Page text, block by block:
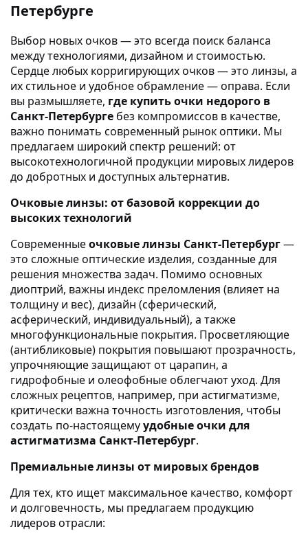
Петербурге
Выбор новых очков — это всегда поиск баланса
между технологиями, дизайном и стоимостью.
Сердце любых корригирующих очков — это линзы, а
их стильное и удобное обрамление — оправа. Если
вы размышляете, где купить очки недорого в
Санкт-Петербурге без компромиссов в качестве,
важно понимать современный рынок оптики. Мы
предлагаем широкий спектр решений: от
высокотехнологичной продукции мировых лидеров
до добротных и доступных альтернатив.
Очковые линзы: от базовой коррекции до
высоких технологий
Современныеочковые линзы Санкт-Петербург—
это сложные оптические изделия, созданные для
решения множества задач. Помимо основных
диоптрий, важны индекс преломления (влияет на
толщину и вес), дизайн (сферический,
асферический, индивидуальный), а также
многофункциональные покрытия. Просветляющие
(антибликовые) покрытия повышают прозрачность,
упрочняющие защищают от царапин, а
гидрофобные и олеофобные облегчают уход. Для
сложных рецептов, например, при астигматизме,
критически важна точность изготовления, чтобы
создать по-настоящемуудобные очки для
астигматизма Санкт-Петербург.
Премиальные линзы от мировых брендов
Для тех, кто ищет максимальное качество, комфорт
и долговечность, мы предлагаем продукцию
лидеров отрасли: